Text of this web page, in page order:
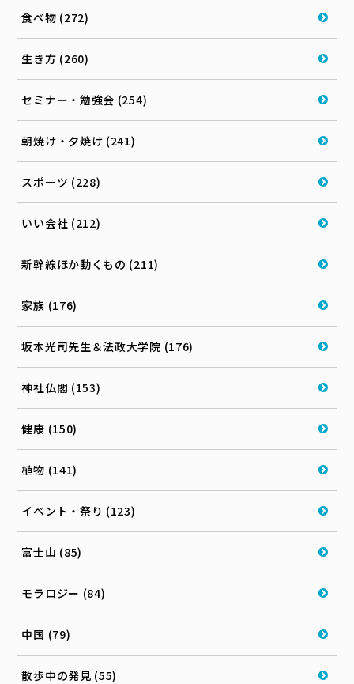
食べ物 (272)
生き方 (260)
セミナー・勉強会 (254)
朝焼け・夕焼け (241)
スポーツ (228)
いい会社 (212)
新幹線ほか動くもの (211)
家族 (176)
坂本光司先生＆法政大学院 (176)
神社仏閣 (153)
健康 (150)
植物 (141)
イベント・祭り (123)
富士山 (85)
モラロジー (84)
中国 (79)
散歩中の発見 (55)